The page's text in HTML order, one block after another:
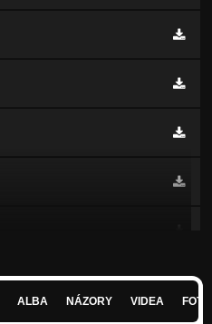
ALBA NÁZORY VIDEA